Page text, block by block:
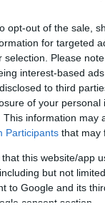
opt-out of the sale,
for targeted
selection. Please
interest-based
to third
of your personal
This information may
Participants that may
that this website/app
but not
to Google and its
consent section.
pihenés,
miért olyan
alvással
Nézzük,